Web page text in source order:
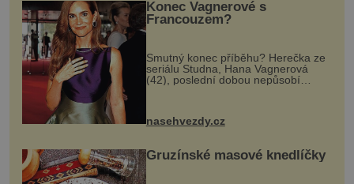
Konec Vagnerové s
Francouzem?
Smutný konec příběhu? Herečka ze
seriálu Studna, Hana Vagnerová
(42), poslední dobou nepůsobí
nasehvezdy.cz
Gruzínské masové knedlíčky